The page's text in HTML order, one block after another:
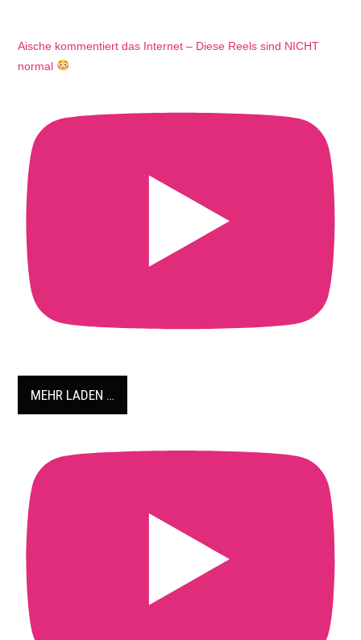
Aische kommentiert das Internet – Diese Reels sind NICHT
normal
MEHR LADEN …